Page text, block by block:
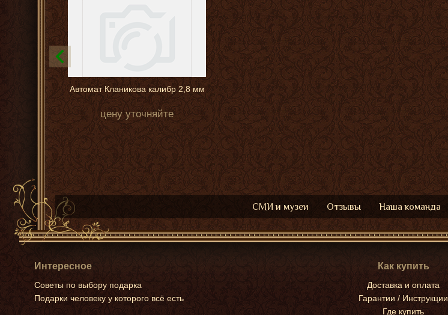
Автомат Кланикова калибр 2,8 мм
цену уточняйте
СМИ и музеи Отзывы Наша команда
Интересное
Советы по выбору подарка
Подарки человеку у которого всё есть
Как купить
Доставка и оплата
Гарантии / Инструкции
Где купить